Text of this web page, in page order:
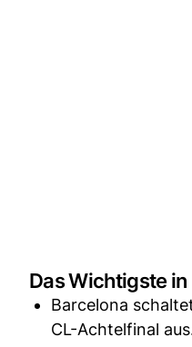
Das Wichtigste in
Barcelona
CL-Achtelfinal